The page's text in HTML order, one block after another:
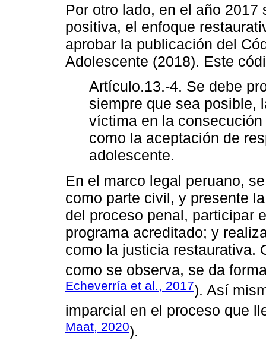
Por otro lado, en el año 2017
positiva, el enfoque
aprobar la publicación del
Adolescente (2018). Este
Artículo.13.-4. Se debe
siempre que sea posible,
víctima en la
como la aceptación de
adolescente.
En el marco legal peruano,
como parte civil, y presente
del proceso penal, participar
programa acreditado; y
como la justicia restaurativa.
como se observa, se da
Echeverría et al., 2017). Así
imparcial en el proceso que
Maat, 2020).